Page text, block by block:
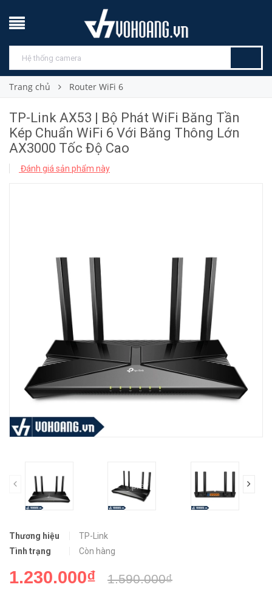
Trang chủ Router WiFi 6
TP-Link AX53 | Bộ Phát WiFi Băng Tần
Kép Chuẩn WiFi 6 Với Băng Thông Lớn
AX3000 Tốc Độ Cao
Đánh giá sản phẩm này
prev
Thương hiệu
TP-Link
Tình trạng
Còn hàng
1.230.000₫ 1.590.000₫